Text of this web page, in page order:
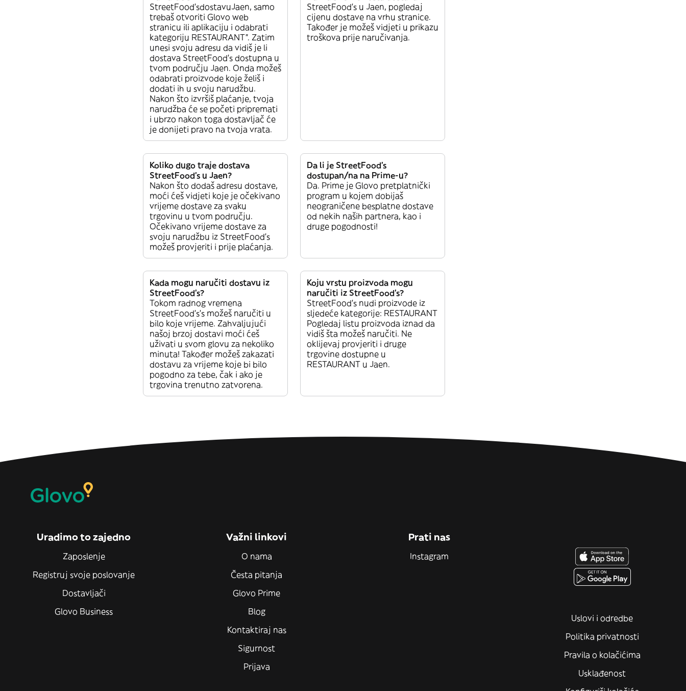
StreetFood’sdostavuJaen, samo
trebaš otvoriti Glovo web
stranicu ili aplikaciju i odabrati
kategoriju RESTAURANT”. Zatim
unesi svoju adresu da vidiš je li
dostava StreetFood’s dostupna u
tvom području Jaen. Onda možeš
odabrati proizvode koje želiš i
dodati ih u svoju narudžbu.
Nakon što izvršiš plaćanje, tvoja
narudžba će se početi pripremati
i ubrzo nakon toga dostavljač će
je donijeti pravo na tvoja vrata.
StreetFood’s u Jaen, pogledaj
cijenu dostave na vrhu stranice.
Također je možeš vidjeti u prikazu
troškova prije naručivanja.
Koliko dugo traje dostava
StreetFood’s u Jaen?
Nakon što dodaš adresu dostave,
moći ćeš vidjeti koje je očekivano
vrijeme dostave za svaku
trgovinu u tvom području.
Očekivano vrijeme dostave za
svoju narudžbu iz StreetFood’s
možeš provjeriti i prije plaćanja.
Da li je StreetFood’s
dostupan/na na Prime-u?
Da. Prime je Glovo pretplatnički
program u kojem dobijaš
neograničene besplatne dostave
od nekih naših partnera, kao i
druge pogodnosti!
Kada mogu naručiti dostavu iz
StreetFood’s?
Tokom radnog vremena
StreetFood’s’s možeš naručiti u
bilo koje vrijeme. Zahvaljujući
našoj brzoj dostavi moći ćeš
uživati u svom glovu za nekoliko
minuta! Također možeš zakazati
dostavu za vrijeme koje bi bilo
pogodno za tebe, čak i ako je
trgovina trenutno zatvorena.
Koju vrstu proizvoda mogu
naručiti iz StreetFood’s?
StreetFood’s nudi proizvode iz
sljedeće kategorije: RESTAURANT
Pogledaj listu proizvoda iznad da
vidiš šta možeš naručiti. Ne
oklijevaj provjeriti i druge
trgovine dostupne u
RESTAURANT u Jaen.
Uradimo to zajedno
Zaposlenje
Registruj svoje poslovanje
Dostavljači
Glovo Business
Važni linkovi
O nama
Česta pitanja
Glovo Prime
Blog
Kontaktiraj nas
Sigurnost
Prijava
Prati nas
Instagram
Uslovi i odredbe
Politika privatnosti
Pravila o kolačićima
Usklađenost